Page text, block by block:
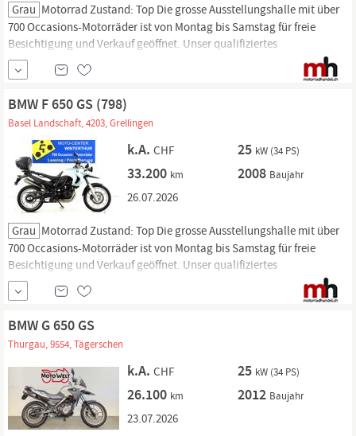
Grau Motorrad Zustand: Top Die grosse Ausstellungshalle mit über
700 Occasions-Motorräder ist von Montag bis Samstag für freie
Besichtigung und Verkauf geöffnet. Unser qualifiziertes
Werkstattteam steht für Reparaturen und Service von Dienstag bis
Freitag für Sie bereit. 3 Monate Garantie, MFK, ab Service, Eintausch,
BMW F 650 GS (798)
Basel Landschaft, 4203, Grellingen
k.A. CHF 25 kW (34 PS)
33.200 km 2008 Baujahr
26.07.2026
Grau Motorrad Zustand: Top Die grosse Ausstellungshalle mit über
700 Occasions-Motorräder ist von Montag bis Samstag für freie
Besichtigung und Verkauf geöffnet. Unser qualifiziertes
Werkstattteam steht für Reparaturen und Service von Dienstag bis
Freitag für Sie bereit. 3 Monate Garantie, MFK, ab Service, Eintausch,
BMW G 650 GS
Thurgau, 9554, Tägerschen
k.A. CHF 25 kW (34 PS)
26.100 km 2012 Baujahr
23.07.2026